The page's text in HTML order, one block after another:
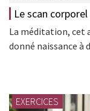
Le scan corporel
La méditation, cet
donné naissance à
EXERCICES